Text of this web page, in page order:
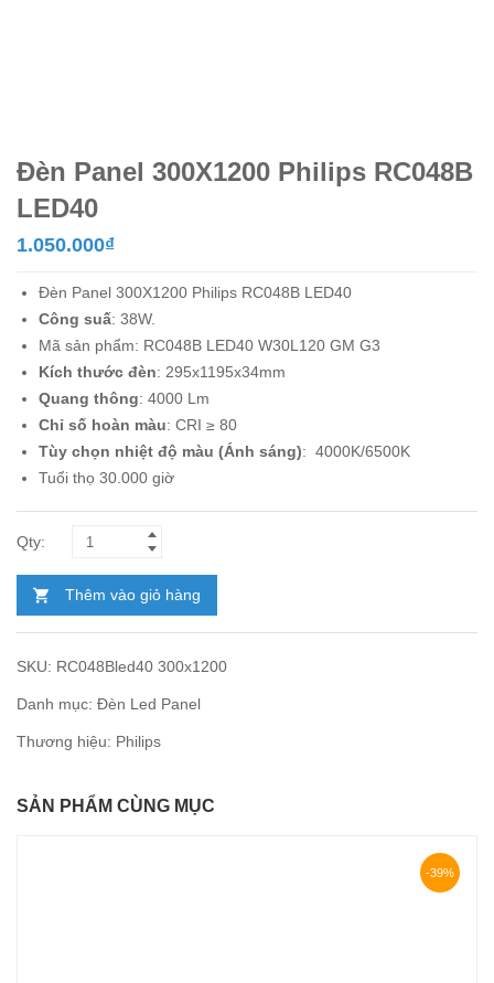
Đèn Panel 300X1200 Philips RC048B
LED40
1.050.000₫
Đèn Panel 300X1200 Philips RC048B LED40
Công suấ: 38W.
Mã sản phẩm: RC048B LED40 W30L120 GM G3
Kích thước đèn: 295x1195x34mm
Quang thông: 4000 Lm
Chỉ số hoàn màu: CRI ≥ 80
Tùy chọn nhiệt độ màu (Ánh sáng): 4000K/6500K
Tuổi thọ 30.000 giờ
Thêm vào giỏ hàng
SKU: RC048Bled40 300x1200
Danh mục: Đèn Led Panel
Thương hiệu: Philips
SẢN PHẨM CÙNG MỤC
-39%